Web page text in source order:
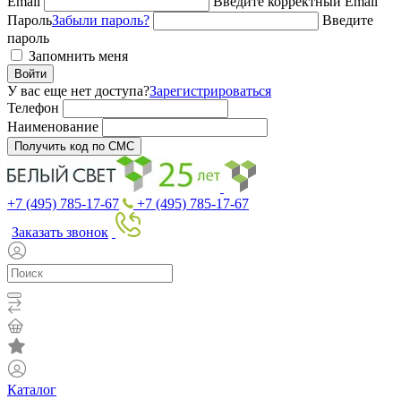
ПарольЗабыли пароль?
Введите
пароль
Запомнить меня
Войти
У вас еще нет доступа?Зарегистрироваться
Телефон
Наименование
Получить код по СМС
+7 (495) 785-17-67
+7 (495) 785-17-67
Заказать звонок
Каталог